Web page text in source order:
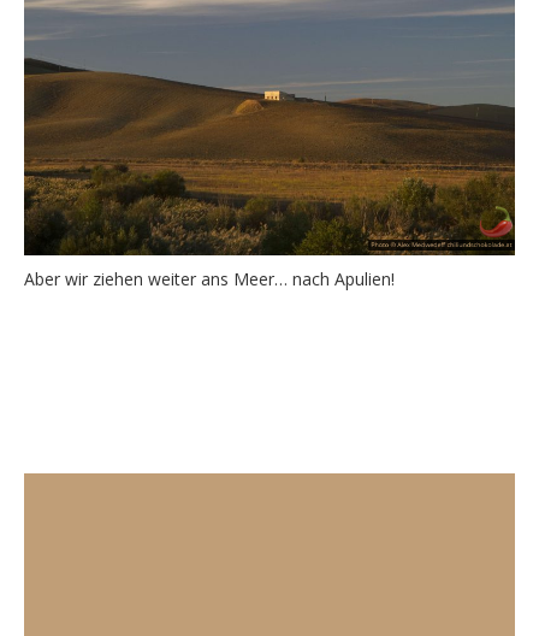
Aber wir ziehen weiter ans Meer… nach Apulien!